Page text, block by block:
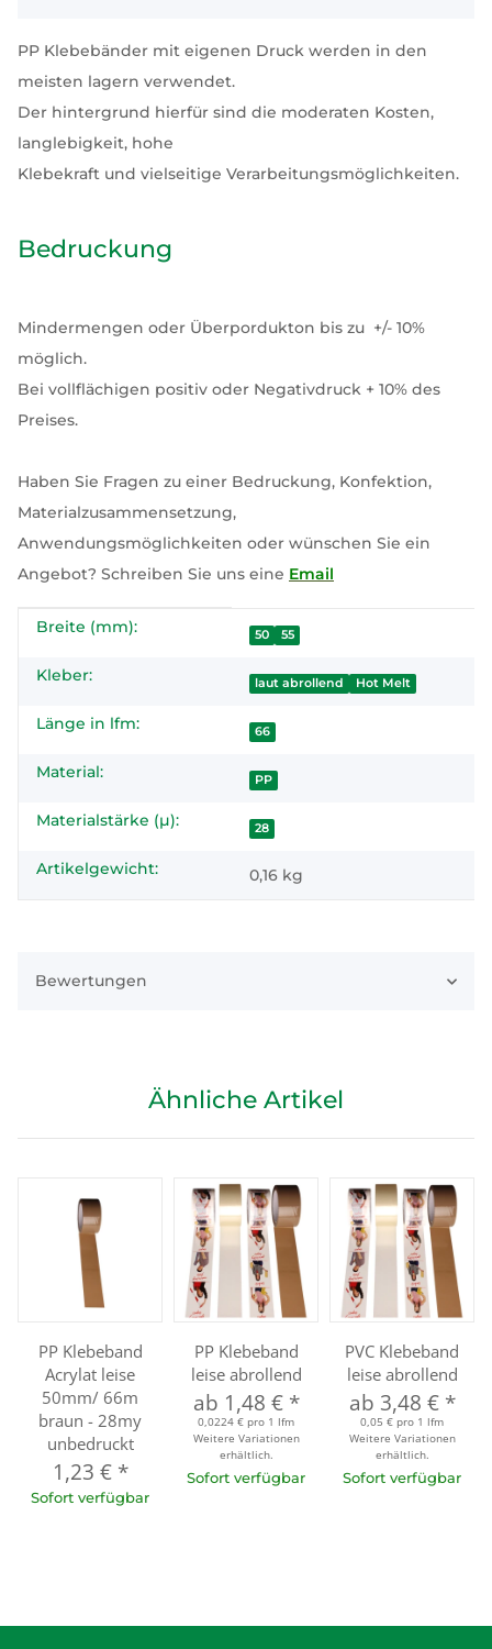
PP Klebebänder mit eigenen Druck werden in den
meisten lagern verwendet.
Der hintergrund hierfür sind die moderaten Kosten,
langlebigkeit, hohe
Klebekraft und vielseitige Verarbeitungsmöglichkeiten.
Bedruckung
Mindermengen oder Überpordukton bis zu +/- 10%
möglich.
Bei vollflächigen positiv oder Negativdruck + 10% des
Preises.
Haben Sie Fragen zu einer Bedruckung, Konfektion,
Materialzusammensetzung,
Anwendungsmöglichkeiten oder wünschen Sie ein
Angebot? Schreiben Sie uns eine Email
Produkteigenschaft
Wert
Breite (mm): 50 55
Kleber: laut abrollend Hot Melt
Länge in lfm: 66
Material: PP
Materialstärke (µ): 28
Artikelgewicht: 0,16 kg
Bewertungen
Ähnliche Artikel
PP Klebeband
Acrylat leise
50mm/ 66m
braun - 28my
unbedruckt
1,23 € *
Sofort verfügbar
PP Klebeband
leise abrollend
ab 1,48 € *
0,0224 € pro 1 lfm
Weitere Variationen
erhältlich.
Sofort verfügbar
PVC Klebeband
leise abrollend
ab 3,48 € *
0,05 € pro 1 lfm
Weitere Variationen
erhältlich.
Sofort verfügbar